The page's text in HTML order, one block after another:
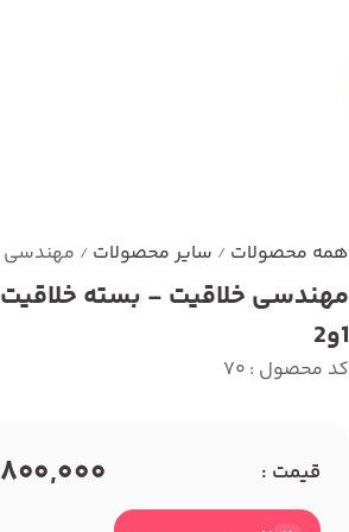
همه محصولات / سایر محصولات / مهندسی
مهندسی خلاقیت - بسته خلاقیت
1و2
کد محصول : 70
قیمت : 1,800,000